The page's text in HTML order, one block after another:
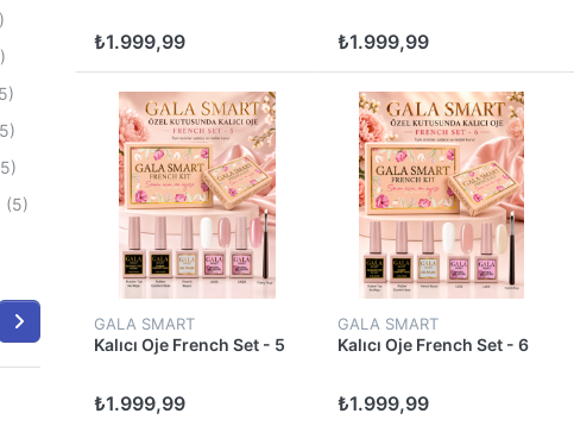
₺1.999,99 ₺1.999,99
GALA SMART
Kalıcı Oje French Set - 5
₺1.999,99
GALA SMART
Kalıcı Oje French Set - 6
₺1.999,99